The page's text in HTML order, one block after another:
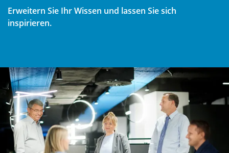
Erweitern Sie Ihr Wissen und lassen Sie sich
inspirieren.